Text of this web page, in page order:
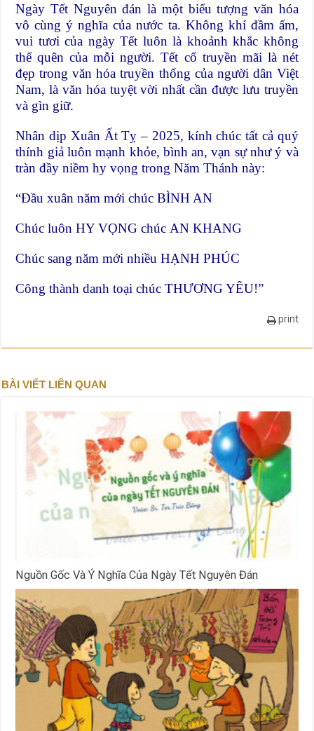
Ngày Tết Nguyên đán là một biểu tượng văn hóa
vô cùng ý nghĩa của nước ta. Không khí đầm ấm,
vui tươi của ngày Tết luôn là khoảnh khắc không
thể quên của mỗi người. Tết cổ truyền mãi là nét
đẹp trong văn hóa truyền thống của người dân Việt
Nam, là văn hóa tuyệt vời nhất cần được lưu truyền
và gìn giữ.
Nhân dịp Xuân Ất Tỵ – 2025, kính chúc tất cả quý
thính giả luôn mạnh khỏe, bình an, vạn sự như ý và
tràn đầy niềm hy vọng trong Năm Thánh này:
“Đầu xuân năm mới chúc BÌNH AN
Chúc luôn HY VỌNG chúc AN KHANG
Chúc sang năm mới nhiều HẠNH PHÚC
Công thành danh toại chúc THƯƠNG YÊU!”
print
BÀI VIẾT LIÊN QUAN
Nguồn Gốc Và Ý Nghĩa Của Ngày Tết Nguyên Đán